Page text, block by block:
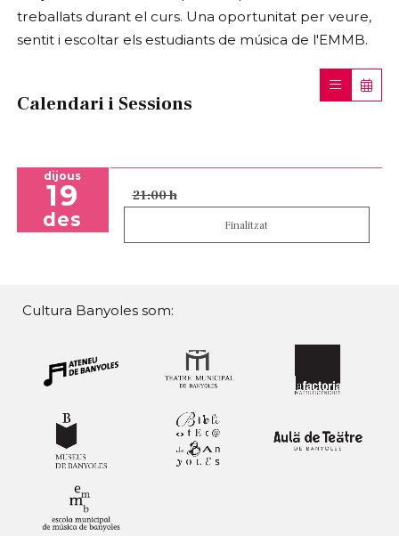
treballats durant el curs. Una oportunitat per veure,
sentit i escoltar els estudiants de música de l'EMMB.
Calendari i Sessions
dijous
19
des
21:00 h
Finalitzat
Cultura Banyoles som: